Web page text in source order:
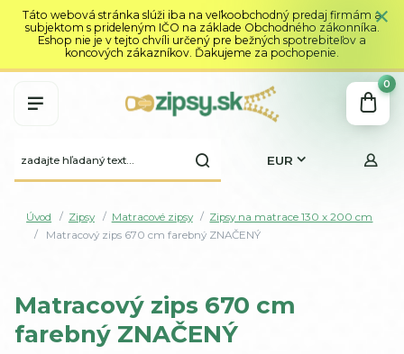
Táto webová stránka slúži iba na veľkoobchodný predaj firmám a
subjektom s prideleným IČO na základe Obchodného zákonníka.
Eshop nie je v tejto chvíli určený pre bežných spotrebiteľov a
koncových zákazníkov. Ďakujeme za pochopenie.
EUR
0
Úvod Zipsy Matracové zipsy
Zipsy na matrace 130 x 200 cm
Matracový zips 670 cm farebný ZNAČENÝ
Matracový zips 670 cm
farebný ZNAČENÝ